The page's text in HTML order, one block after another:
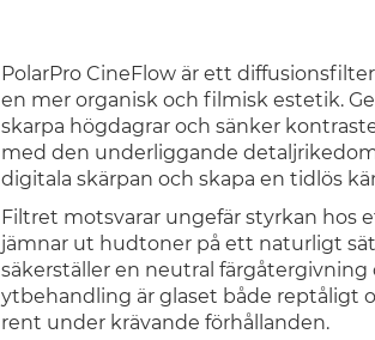
PolarPro CineFlow är ett
en mer organisk och filmisk estetik.
skarpa högdagrar och sänker
med den underliggande
digitala skärpan och skapa en tidlös
Filtret motsvarar ungefär styrkan hos
jämnar ut hudtoner på ett naturligt
säkerställer en neutral färgåtergivning
ytbehandling är glaset både reptåligt
rent under krävande förhållanden.